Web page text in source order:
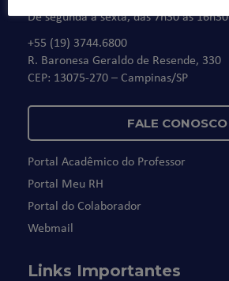
De segunda à sexta, das 7h30 às 16h30
+55 (19) 3744.6800
R. Baronesa Geraldo de Resende, 330
CEP: 13075-270 – Campinas/SP
FALE CONOSCO
Portal Acadêmico do Professor
Portal Meu RH
Portal do Colaborador
Webmail
Links Importantes